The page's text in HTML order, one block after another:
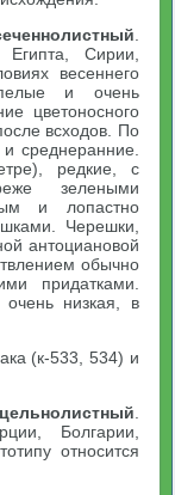
Сирии,
весеннего
и очень
цветоносного
всходов. По
среднеранние.
редкие, с
зелеными
и лопастно
Черешки,
антоциановой
обычно
придатками.
очень низкая, в
(к-533, 534) и
Болгарии,
относится